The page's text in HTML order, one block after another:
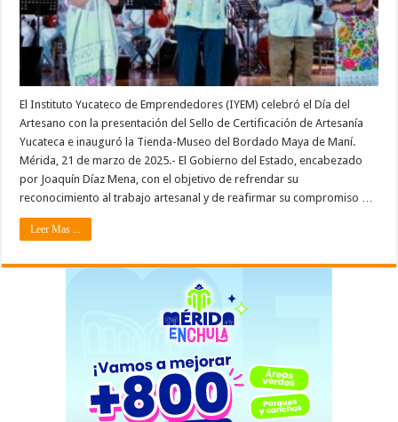
El Instituto Yucateco de Emprendedores (IYEM) celebró el Día del
Artesano con la presentación del Sello de Certificación de Artesanía
Yucateca e inauguró la Tienda-Museo del Bordado Maya de Maní.
Mérida, 21 de marzo de 2025.- El Gobierno del Estado, encabezado
por Joaquín Díaz Mena, con el objetivo de refrendar su
reconocimiento al trabajo artesanal y de reafirmar su compromiso …
Leer Mas ...